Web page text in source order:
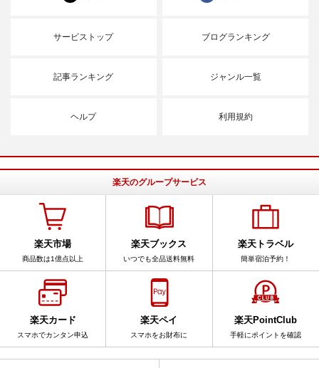
サービストップ ブログランキング
記事ランキング ジャンル一覧
ヘルプ 利用規約
楽天のグループサービス
楽天市場
商品数は1億点以上
楽天ブックス
いつでも全品送料無料
楽天トラベル
簡単宿泊予約！
楽天カード
スマホでカンタン申込
楽天ペイ
スマホをお財布に
楽天PointClub
手軽にポイントを確認